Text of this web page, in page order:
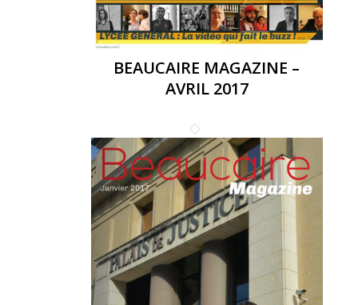
BEAUCAIRE MAGAZINE –
AVRIL 2017